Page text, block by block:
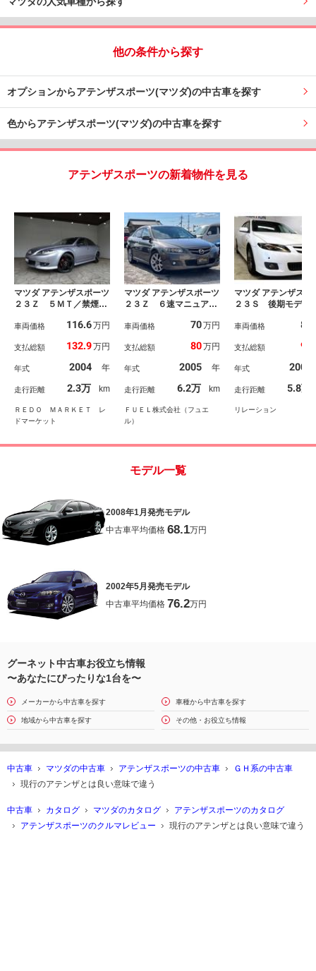
他の条件から探す
オプションからアテンザスポーツ(マツダ)の中古車を探す
色からアテンザスポーツ(マツダ)の中古車を探す
アテンザスポーツの新着物件を見る
マツダ アテンザスポーツ
２３Ｚ ５ＭＴ／禁煙車
／オリジナルブラックホ
ー／新品ナビＴＶ／ＢＯ
／ブラックルーフ＆ドア
ミラー／リアウィング／
オートエアコン／電格ミ
ラー／
車両価格 116.6万円
支払総額 132.9万円
年式 2004 年
走行距離 2.3万 km
ＲＥＤＯ ＭＡＲＫＥＴ レ
ドマーケット
マツダ アテンザスポーツ
２３Ｚ ６速マニュア
正アルミホイール ハー
型スマートキー スペア
車検点検整備付き
車両価格 70万円
支払総額 80万円
年式 2005 年
走行距離 6.2万 km
ＦＵＥＬ株式会社（フュエ
ル）
マツダ アテンザスポ
２３Ｓ 後期モデル
キロ台ＥＴＣカード
車両価格 83
支払総額 99
年式 2006
走行距離 5.8万
リレーション
モデル一覧
2008年1月発売モデル
中古車平均価格 68.1万円
2002年5月発売モデル
中古車平均価格 76.2万円
グーネット中古車お役立ち情報
〜あなたにぴったりな1台を〜
メーカーから中古車を探す 車種から中古車を探す
地域から中古車を探す その他・お役立ち情報
中古車 マツダの中古車 アテンザスポーツの中古車
ＧＨ系の中古車
現行のアテンザとは良い意味で違う
中古車 カタログ マツダのカタログ
アテンザスポーツのカタログ
アテンザスポーツのクルマレビュー
現行のアテンザとは良い意味で違う